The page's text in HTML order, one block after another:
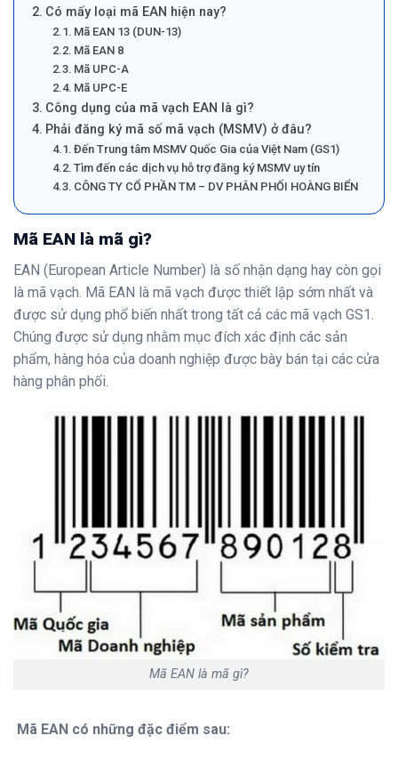
Có mấy loại mã EAN hiện nay?
Mã EAN 13 (DUN-13)
Mã EAN 8
Mã UPC-A
Mã UPC-E
Công dụng của mã vạch EAN là gì?
Phải đăng ký mã số mã vạch (MSMV) ở đâu?
Đến Trung tâm MSMV Quốc Gia của Việt Nam (GS1)
Tìm đến các dịch vụ hỗ trợ đăng ký MSMV uy tín
CÔNG TY CỔ PHẦN TM – DV PHÂN PHỐI HOÀNG BIỂN
Mã EAN là mã gì?
EAN (European Article Number) là số nhận dạng hay còn gọi
là mã vạch. Mã EAN là mã vạch được thiết lập sớm nhất và
được sử dụng phổ biến nhất trong tất cả các mã vạch GS1.
Chúng được sử dụng nhằm mục đích xác định các sản
phẩm, hàng hóa của doanh nghiệp được bày bán tại các cửa
hàng phân phối.
Mã EAN là mã gì?
Mã EAN có những đặc điểm sau: